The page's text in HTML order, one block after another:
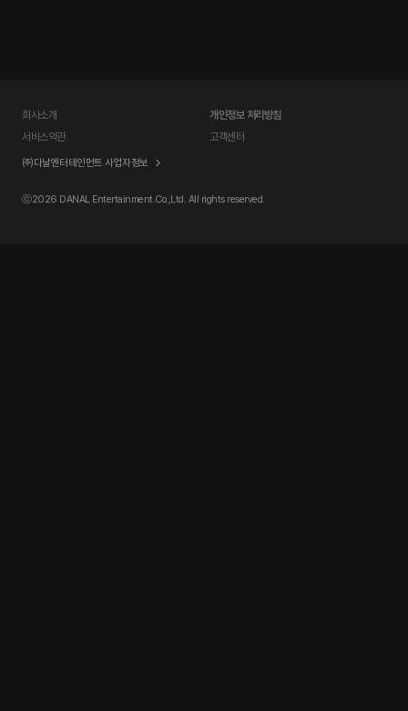
회사소개
개인정보 처리방침
서비스약관
고객센터
㈜다날엔터테인먼트 사업자정보
ⓒ2026 DANAL Entertainment.Co.,Ltd. All rights reserved.